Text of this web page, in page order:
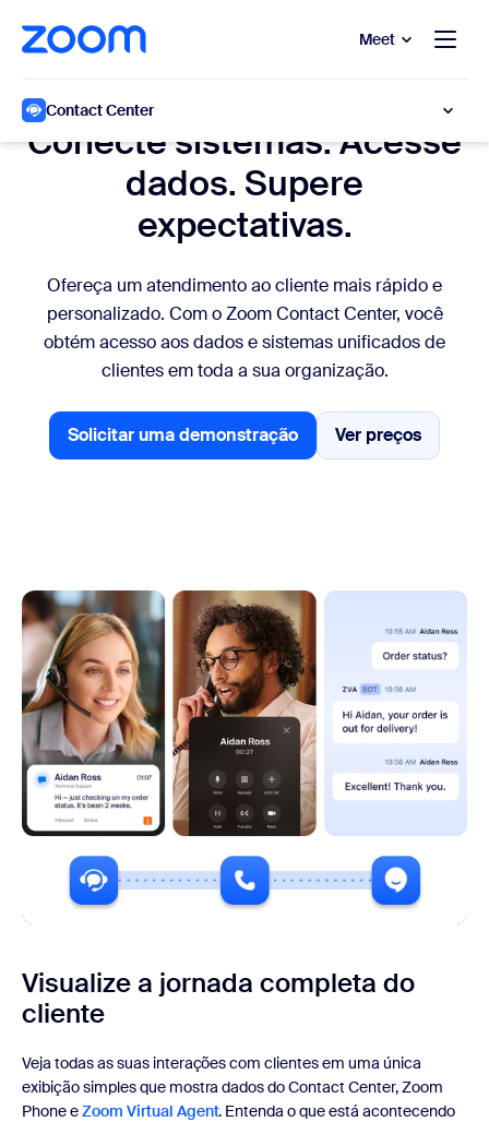
principal
chat de ajuda Meet
Contact Center
Conecte sistemas. Acesse
dados. Supere
expectativas.
Ofereça um atendimento ao cliente mais rápido e
personalizado. Com o Zoom Contact Center, você
obtém acesso aos dados e sistemas unificados de
clientes em toda a sua organização.
Solicitar uma demonstração
Solicitar uma demonstração
Ver preços
Ver preços
Visualize a jornada completa do
cliente
Veja todas as suas interações com clientes em uma única
exibição simples que mostra dados do Contact Center, Zoom
Phone eZoom Virtual Agent. Entenda o que está acontecendo